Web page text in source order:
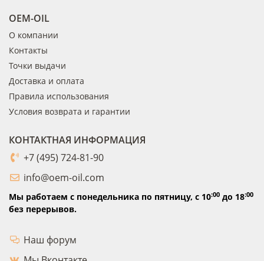
OEM-OIL
О компании
Контакты
Точки выдачи
Доставка и оплата
Правила использования
Условия возврата и гарантии
КОНТАКТНАЯ ИНФОРМАЦИЯ
+7 (495) 724-81-90
info@oem-oil.com
Мы работаем с понедельника по пятницу, с 10:00 до 18:00
без перерывов.
Наш форум